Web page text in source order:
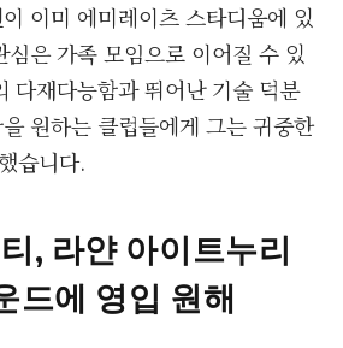
이미 에미레이츠 스타디움에 있
은 가족 모임으로 이어질 수 있
다재다능함과 뛰어난 기술 덕분
원하는 클럽들에게 그는 귀중한
습니다.
, 라얀 아이트누리
드에 영입 원해